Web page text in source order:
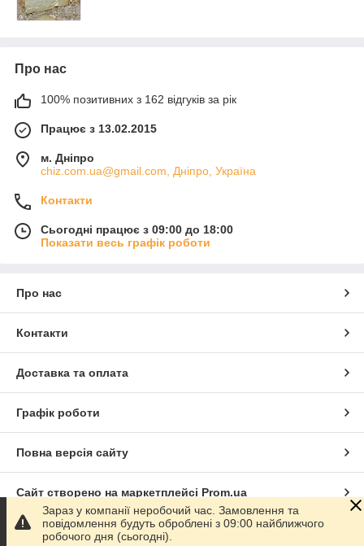
Про нас
100% позитивних з 162 відгуків за рік
Працює з 13.02.2015
м. Дніпро
chiz.com.ua@gmail.com, Дніпро, Україна
Контакти
Сьогодні працює з 09:00 до 18:00
Показати весь графік роботи
Про нас
Контакти
Доставка та оплата
Графік роботи
Повна версія сайту
Сайт створено на маркетплейсі Prom.ua
Політика конфіденційності
Зараз у компанії неробочий час. Замовлення та
повідомлення будуть оброблені з 09:00 найближчого
робочого дня (сьогодні).